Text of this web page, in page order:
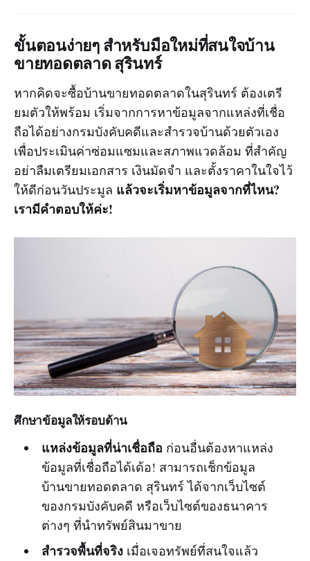
ขั้นตอนง่ายๆ สำหรับมือใหม่ที่สนใจบ้าน
ขายทอดตลาด สุรินทร์
หากคิดจะซื้อบ้านขายทอดตลาดในสุรินทร์ ต้องเตรี
ยมตัวให้พร้อม เริ่มจากการหาข้อมูลจากแหล่งที่เชื่อ
ถือได้อย่างกรมบังคับคดีและสำรวจบ้านด้วยตัวเอง
เพื่อประเมินค่าซ่อมแซมและสภาพแวดล้อม ที่สำคัญ
อย่าลืมเตรียมเอกสาร เงินมัดจำ และตั้งราคาในใจไว้
ให้ดีก่อนวันประมูล แล้วจะเริ่มหาข้อมูลจากที่ไหน?
เรามีคำตอบให้ค่ะ!
ศึกษาข้อมูลให้รอบด้าน
แหล่งข้อมูลที่น่าเชื่อถือ ก่อนอื่นต้องหาแหล่ง
ข้อมูลที่เชื่อถือได้เด้อ! สามารถเช็กข้อมูล
บ้านขายทอดตลาด สุรินทร์ ได้จากเว็บไซต์
ของกรมบังคับคดี หรือเว็บไซต์ของธนาคาร
ต่างๆ ที่นำทรัพย์สินมาขาย
สำรวจพื้นที่จริง เมื่อเจอทรัพย์ที่สนใจแล้ว